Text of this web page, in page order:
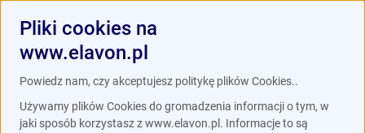
Strefa klienta / Instrukcje obsługi / Ingenico DX8000,
DX4000 Desktop i Mobile / Zawartość pudełka i
podłączenie terminala DX4000 Mobile
Pliki cookies na
www.elavon.pl
Powiedz nam, czy akceptujesz politykę plików Cookies..
Używamy plików Cookies do gromadzenia informacji o tym, w
jaki sposób korzystasz z www.elavon.pl. Informacje to są